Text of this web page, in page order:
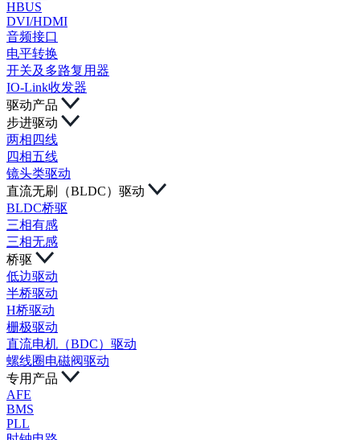
HBUS
DVI/HDMI
音频接口
电平转换
开关及多路复用器
IO-Link收发器
驱动产品
步进驱动
两相四线
四相五线
镜头类驱动
直流无刷（BLDC）驱动
BLDC桥驱
三相有感
三相无感
桥驱
低边驱动
半桥驱动
H桥驱动
栅极驱动
直流电机（BDC）驱动
螺线圈电磁阀驱动
专用产品
AFE
BMS
PLL